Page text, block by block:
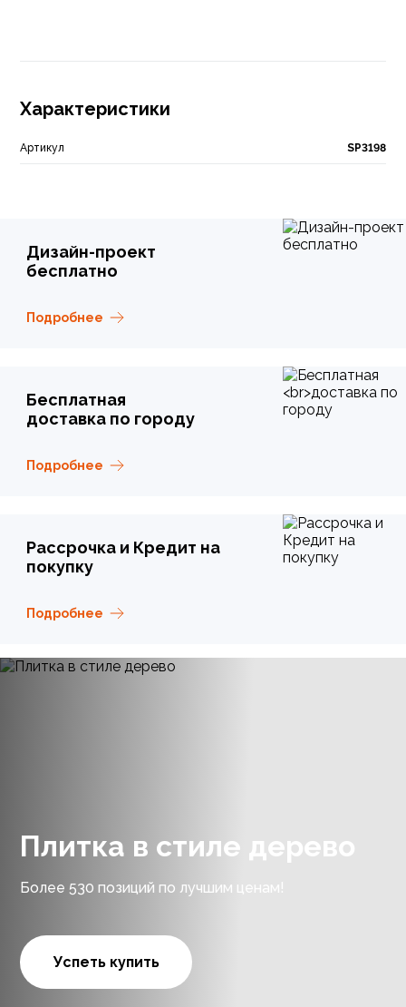
Характеристики
Артикул SP3198
Дизайн-проект
бесплатно
Подробнее
Бесплатная
доставка по городу
Подробнее
Рассрочка и Кредит на
покупку
Подробнее
Плитка в стиле дерево
Успеть купить
Более 530 позиций по лучшим ценам!